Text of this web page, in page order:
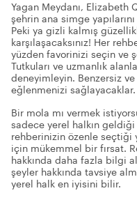
Yagan Meydanı, Elizabeth
şehrin ana simge
Peki ya gizli kalmış
karşılaşacaksınız! Her
yüzden favorinizi seçin ve
Tutkuları ve uzmanlık
deneyimleyin. Benzersiz ve
eğlenmenizi sağlayacaklar.
Bir mola mı vermek
sadece yerel halkın
rehberinizin özenle seçtiği
için mükemmel bir fırsat.
hakkında daha fazla bilgi
şeyler hakkında tavsiye
yerel halk en iyisini bilir.